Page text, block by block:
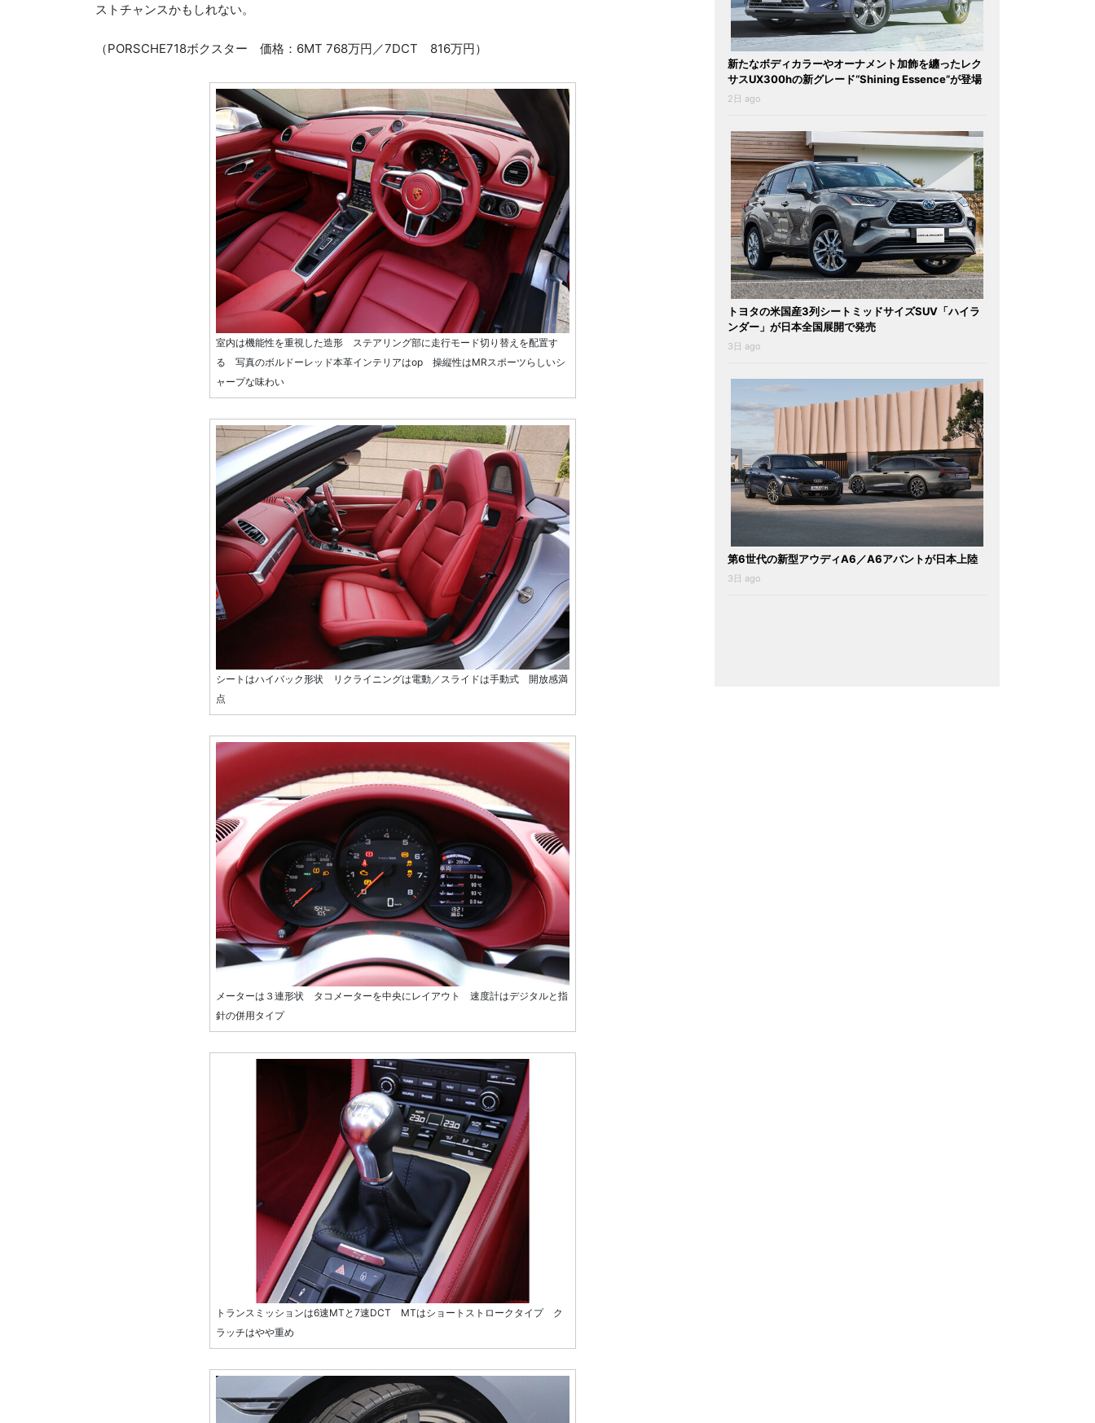
ストチャンスかもしれない。
（PORSCHE718ボクスター 価格：6MT 768万円／7DCT 816万円）
室内は機能性を重視した造形 ステアリング部に走行モード切り替えを配置す
る 写真のボルドーレッド本革インテリアはop 操縦性はMRスポーツらしいシ
ャープな味わい
シートはハイバック形状 リクライニングは電動／スライドは手動式 開放感満
点
メーターは３連形状 タコメーターを中央にレイアウト 速度計はデジタルと指
針の併用タイプ
トランスミッションは6速MTと7速DCT MTはショートストロークタイプ ク
ラッチはやや重め
新たなボディカラーやオーナメント加飾を纏ったレク
サスUX300hの新グレード“Shining Essence”が登場
2日 ago
トヨタの米国産3列シートミッドサイズSUV「ハイラ
ンダー」が日本全国展開で発売
3日 ago
第6世代の新型アウディA6／A6アバントが日本上陸
3日 ago